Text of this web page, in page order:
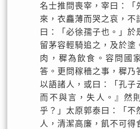
名士推問喪宰，宰曰：「
來，衣麤薄而哭之哀，不
曰：「必徐孺子也。」於
留茅容輕騎追之，及於塗
肉，穉為飲食。容問國
答。更問稼穡之事，穉乃
以語諸人，或曰：「孔子
而不與言，失人。』然
乎？」太原郭泰曰：「不
人，清潔高廉，飢不可得